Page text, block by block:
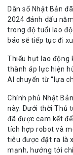
Dân số Nhật Bản
2024 đánh dấu
trong độ tuổi lao
báo sẽ tiếp tục đi
Thiếu hụt lao động
thành áp lực hiện
AI chuyển từ “lựa
Chính phủ Nhật
này. Dưới thời Thủ
đã được cam kết
tích hợp robot và
tiêu được đặt ra là
mạnh, hướng tới